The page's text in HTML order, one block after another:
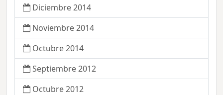
Diciembre 2014
Noviembre 2014
Octubre 2014
Septiembre 2012
Octubre 2012